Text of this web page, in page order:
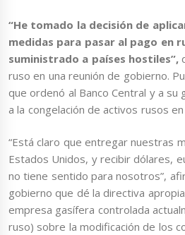
“He tomado la decisión de
medidas para pasar al pago en
suministrado a países hostiles”,
ruso en una reunión de gobierno.
que ordenó al Banco Central y a su
a la congelación de activos rusos
“Está claro que entregar nuestras
Estados Unidos, y recibir dólares,
no tiene sentido para nosotros”,
gobierno que dé la directiva
empresa gasífera controlada
ruso) sobre la modificación de los